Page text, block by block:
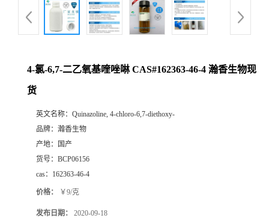
4-氯-6,7-二乙氧基喹唑啉 CAS#162363-46-4 瀚香生物现
货
英文名称： Quinazoline, 4-chloro-6,7-diethoxy-
品牌： 瀚香生物
产地：
国产
货号： BCP06156
cas： 162363-46-4
价格： ￥9/克
发布日期： 2020-09-18